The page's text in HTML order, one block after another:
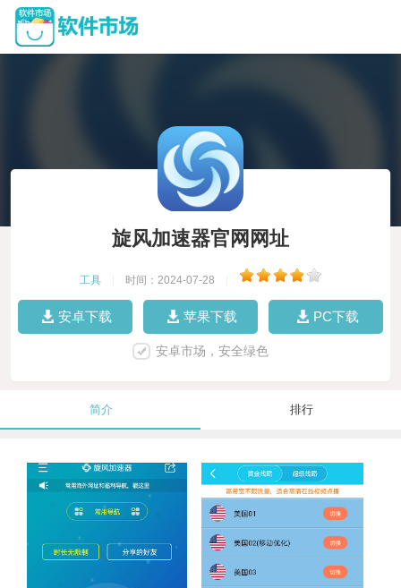
旋风加速器官网网址
工具 时间：2024-07-28
安卓下载 苹果下载 PC下载
安卓市场，安全绿色
简介 排行